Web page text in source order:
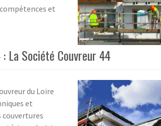
et
La Société Couvreur 44
du Loire
et
couvertures